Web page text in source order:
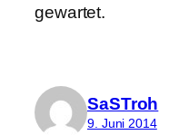
gewartet.
SaSTroh
9. Juni 2014